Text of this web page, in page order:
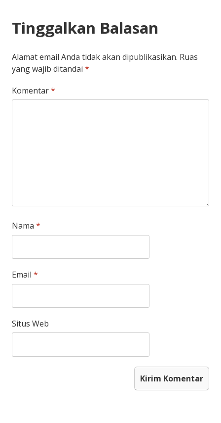
Tinggalkan Balasan
Alamat email Anda tidak akan dipublikasikan. Ruas
yang wajib ditandai *
Komentar*
Nama *
Email *
Situs Web